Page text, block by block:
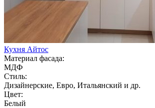
Кухня Айтос
Материал фасада:
МДФ
Стиль:
Дизайнерские, Евро, Итальянский и др.
Цвет:
Белый